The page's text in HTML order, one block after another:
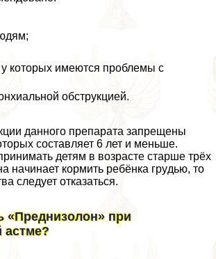
которых имеются проблемы с
обструкцией.
данного препарата запрещены
составляет 6 лет и меньше.
детям в возрасте старше трёх
начинает кормить ребёнка гpyдью, то
следует отказаться.
«Преднизолон» при
астме?